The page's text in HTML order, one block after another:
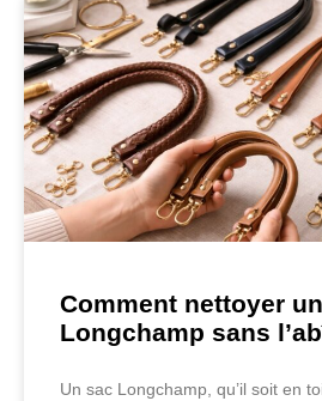
Comment nettoyer
Longchamp sans
Un sac Longchamp, qu’il soit en